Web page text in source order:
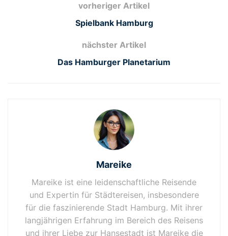
vorheriger Artikel
Spielbank Hamburg
nächster Artikel
Das Hamburger Planetarium
Mareike
Mareike ist eine leidenschaftliche Reisende
und Expertin für Städtereisen, insbesondere
für die faszinierende Stadt Hamburg. Mit ihrer
langjährigen Erfahrung im Bereich des Reisens
und ihrer Liebe zur Hansestadt ist Mareike die